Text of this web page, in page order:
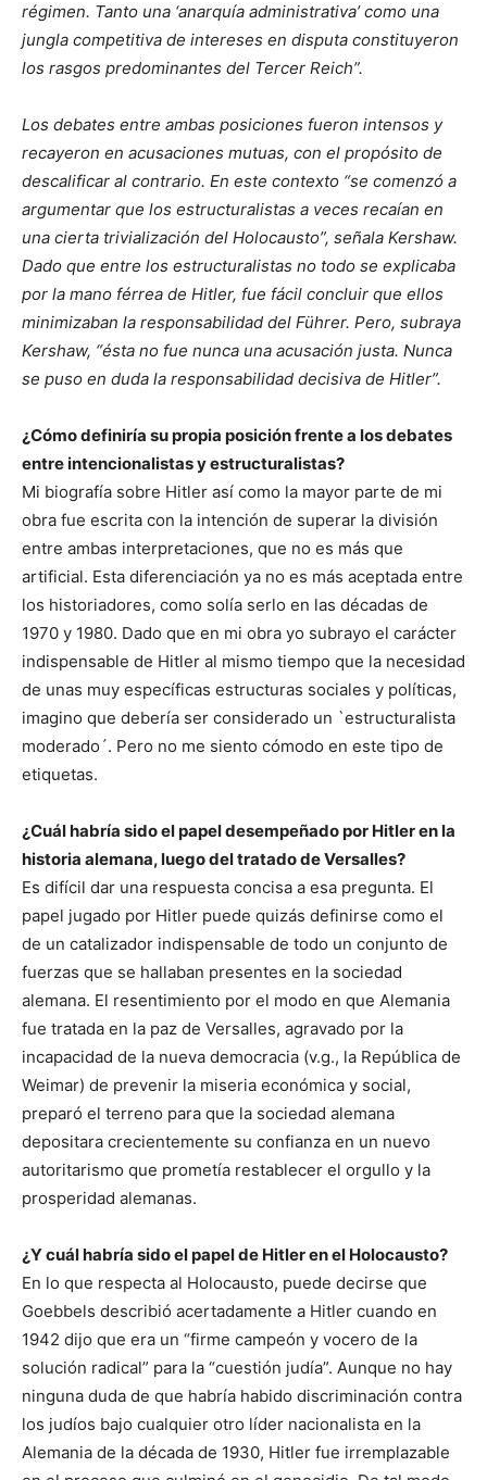
régimen. Tanto una ‘anarquía administrativa’ como una
jungla competitiva de intereses en disputa constituyeron
los rasgos predominantes del Tercer Reich”.
Los debates entre ambas posiciones fueron intensos y
recayeron en acusaciones mutuas, con el propósito de
descalificar al contrario. En este contexto “se comenzó a
argumentar que los estructuralistas a veces recaían en
una cierta trivialización del Holocausto”, señala Kershaw.
Dado que entre los estructuralistas no todo se explicaba
por la mano férrea de Hitler, fue fácil concluir que ellos
minimizaban la responsabilidad del Führer. Pero, subraya
Kershaw, “ésta no fue nunca una acusación justa. Nunca
se puso en duda la responsabilidad decisiva de Hitler”.
¿Cómo definiría su propia posición frente a los debates
entre intencionalistas y estructuralistas?
Mi biografía sobre Hitler así como la mayor parte de mi
obra fue escrita con la intención de superar la división
entre ambas interpretaciones, que no es más que
artificial. Esta diferenciación ya no es más aceptada entre
los historiadores, como solía serlo en las décadas de
1970 y 1980. Dado que en mi obra yo subrayo el carácter
indispensable de Hitler al mismo tiempo que la necesidad
de unas muy específicas estructuras sociales y políticas,
imagino que debería ser considerado un `estructuralista
moderado´. Pero no me siento cómodo en este tipo de
etiquetas.
¿Cuál habría sido el papel desempeñado por Hitler en la
historia alemana, luego del tratado de Versalles?
Es difícil dar una respuesta concisa a esa pregunta. El
papel jugado por Hitler puede quizás definirse como el
de un catalizador indispensable de todo un conjunto de
fuerzas que se hallaban presentes en la sociedad
alemana. El resentimiento por el modo en que Alemania
fue tratada en la paz de Versalles, agravado por la
incapacidad de la nueva democracia (v.g., la República de
Weimar) de prevenir la miseria económica y social,
preparó el terreno para que la sociedad alemana
depositara crecientemente su confianza en un nuevo
autoritarismo que prometía restablecer el orgullo y la
prosperidad alemanas.
¿Y cuál habría sido el papel de Hitler en el Holocausto?
En lo que respecta al Holocausto, puede decirse que
Goebbels describió acertadamente a Hitler cuando en
1942 dijo que era un “firme campeón y vocero de la
solución radical” para la “cuestión judía”. Aunque no hay
ninguna duda de que habría habido discriminación contra
los judíos bajo cualquier otro líder nacionalista en la
Alemania de la década de 1930, Hitler fue irremplazable